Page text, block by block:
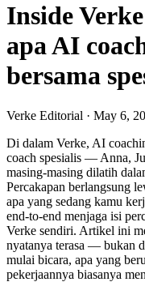
Inside
apa AI
bersama
Verke Editorial · May 6,
Di dalam Verke, AI
coach spesialis — Anna,
masing-masing dilatih
Percakapan berlangsung
apa yang sedang kamu
end-to-end menjaga isi
Verke sendiri. Artikel ini
nyatanya terasa — bukan
mulai bicara, apa yang
pekerjaannya biasanya